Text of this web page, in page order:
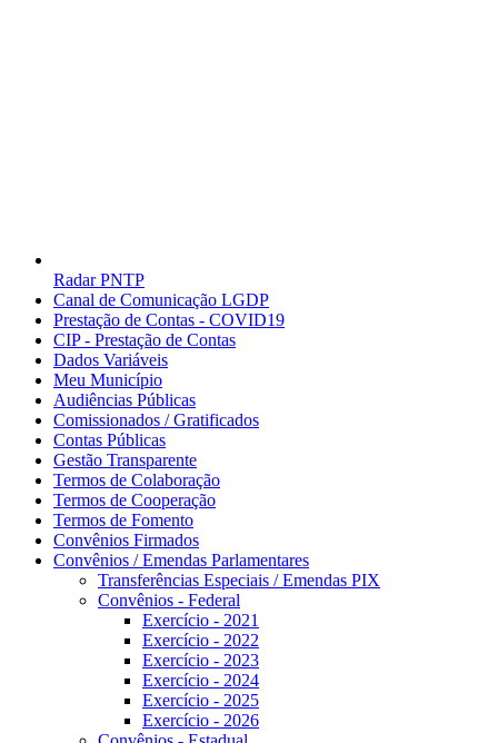
Radar PNTP
Canal de Comunicação LGDP
Prestação de Contas - COVID19
CIP - Prestação de Contas
Dados Variáveis
Meu Município
Audiências Públicas
Comissionados / Gratificados
Contas Públicas
Gestão Transparente
Termos de Colaboração
Termos de Cooperação
Termos de Fomento
Convênios Firmados
Convênios / Emendas Parlamentares
Transferências Especiais / Emendas PIX
Convênios - Federal
Exercício - 2021
Exercício - 2022
Exercício - 2023
Exercício - 2024
Exercício - 2025
Exercício - 2026